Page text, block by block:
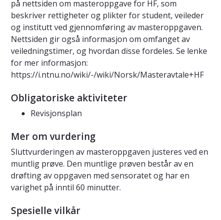
på nettsiden om masteroppgave for HF, som
beskriver rettigheter og plikter for student, veileder
og institutt ved gjennomføring av masteroppgaven.
Nettsiden gir også informasjon om omfanget av
veiledningstimer, og hvordan disse fordeles. Se lenke
for mer informasjon:
https://i.ntnu.no/wiki/-/wiki/Norsk/Masteravtale+HF
Obligatoriske aktiviteter
Revisjonsplan
Mer om vurdering
Sluttvurderingen av masteroppgaven justeres ved en
muntlig prøve. Den muntlige prøven består av en
drøfting av oppgaven med sensoratet og har en
varighet på inntil 60 minutter.
Spesielle vilkår